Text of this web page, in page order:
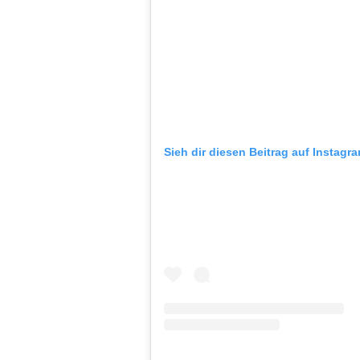
Sieh dir diesen Beitrag auf